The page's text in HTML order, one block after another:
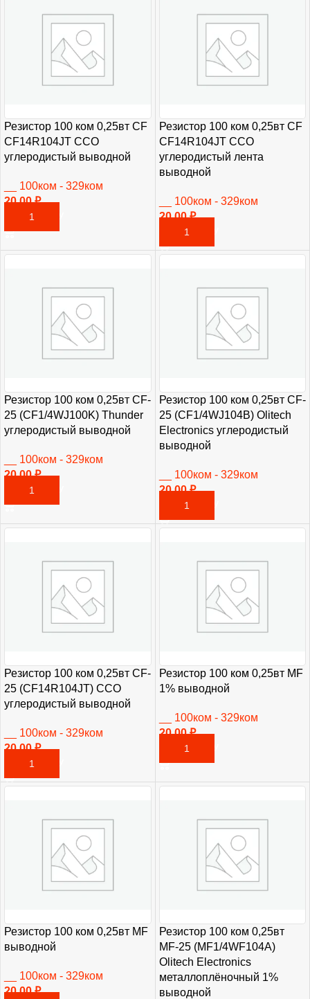
Резистор 100 ком 0,25вт CF
CF14R104JT CCO
углеродистый выводной
__ 100ком - 329ком
20,00₽
В КОРЗИНУ
Резистор 100 ком 0,25вт CF
CF14R104JT CCO
углеродистый лента
выводной
__ 100ком - 329ком
20,00₽
В КОРЗИНУ
Резистор 100 ком 0,25вт CF-
25 (CF1/4WJ100K) Thunder
углеродистый выводной
__ 100ком - 329ком
20,00₽
В КОРЗИНУ
Резистор 100 ком 0,25вт CF-
25 (CF1/4WJ104B) Olitech
Electronics углеродистый
выводной
__ 100ком - 329ком
20,00₽
В КОРЗИНУ
Резистор 100 ком 0,25вт CF-
25 (CF14R104JT) CCO
углеродистый выводной
__ 100ком - 329ком
20,00₽
В КОРЗИНУ
Резистор 100 ком 0,25вт MF
1% выводной
__ 100ком - 329ком
20,00₽
В КОРЗИНУ
Резистор 100 ком 0,25вт MF
выводной
__ 100ком - 329ком
20,00₽
Резистор 100 ком 0,25вт
MF-25 (MF1/4WF104A)
Olitech Electronics
металлоплёночный 1%
выводной